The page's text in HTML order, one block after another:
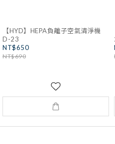
【HYD】HEPA負離子空氣清淨機
D-23
NT$650
NT$690